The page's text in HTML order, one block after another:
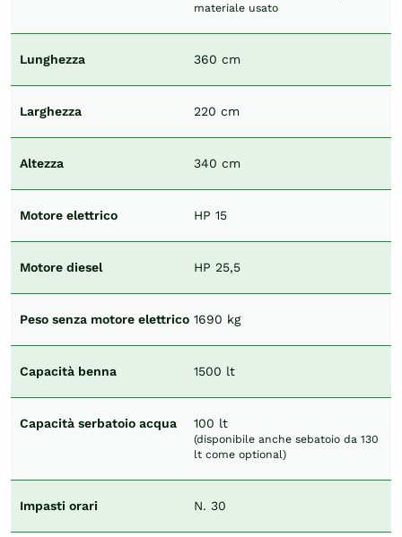
materiale usato
Lunghezza 360 cm
Larghezza 220 cm
Altezza 340 cm
Motore elettrico HP 15
Motore diesel HP 25,5
Peso senza motore elettrico 1690 kg
Capacità benna 1500 lt
Capacità serbatoio acqua 100 lt
(disponibile anche sebatoio da 130
lt come optional)
Impasti orari N. 30